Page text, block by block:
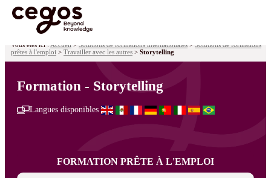
Vous êtes ici : Accueil > Solutions de formations internationales > Solutions de formations
prêtes à l'emploi > Travailler avec les autres > Storytelling
Formation - Storytelling
Langues disponibles
FORMATION PRÊTE À L'EMPLOI